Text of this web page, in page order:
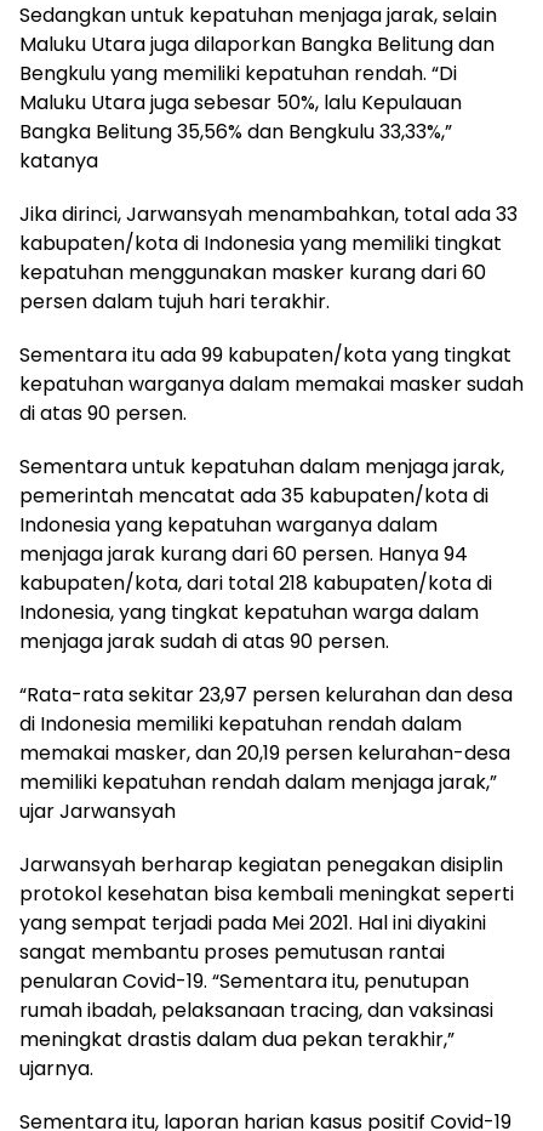
Sedangkan untuk kepatuhan menjaga jarak, selain
Maluku Utara juga dilaporkan Bangka Belitung dan
Bengkulu yang memiliki kepatuhan rendah. “Di
Maluku Utara juga sebesar 50%, lalu Kepulauan
Bangka Belitung 35,56% dan Bengkulu 33,33%,”
katanya
Jika dirinci, Jarwansyah menambahkan, total ada 33
kabupaten/kota di Indonesia yang memiliki tingkat
kepatuhan menggunakan masker kurang dari 60
persen dalam tujuh hari terakhir.
Sementara itu ada 99 kabupaten/kota yang tingkat
kepatuhan warganya dalam memakai masker sudah
di atas 90 persen.
Sementara untuk kepatuhan dalam menjaga jarak,
pemerintah mencatat ada 35 kabupaten/kota di
Indonesia yang kepatuhan warganya dalam
menjaga jarak kurang dari 60 persen. Hanya 94
kabupaten/kota, dari total 218 kabupaten/kota di
Indonesia, yang tingkat kepatuhan warga dalam
menjaga jarak sudah di atas 90 persen.
“Rata-rata sekitar 23,97 persen kelurahan dan desa
di Indonesia memiliki kepatuhan rendah dalam
memakai masker, dan 20,19 persen kelurahan-desa
memiliki kepatuhan rendah dalam menjaga jarak,”
ujar Jarwansyah
Jarwansyah berharap kegiatan penegakan disiplin
protokol kesehatan bisa kembali meningkat seperti
yang sempat terjadi pada Mei 2021. Hal ini diyakini
sangat membantu proses pemutusan rantai
penularan Covid-19. “Sementara itu, penutupan
rumah ibadah, pelaksanaan tracing, dan vaksinasi
meningkat drastis dalam dua pekan terakhir,”
ujarnya.
Sementara itu, laporan harian kasus positif Covid-19